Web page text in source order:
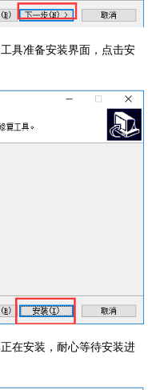
具准备安装界面，点击安
在安装，耐心等待安装进